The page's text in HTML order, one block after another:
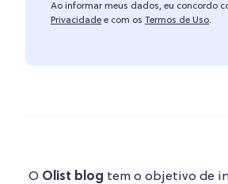
Ao informar meus dados, eu concordo
Privacidade e com os Termos de Uso.
O Olist blog tem o objetivo de